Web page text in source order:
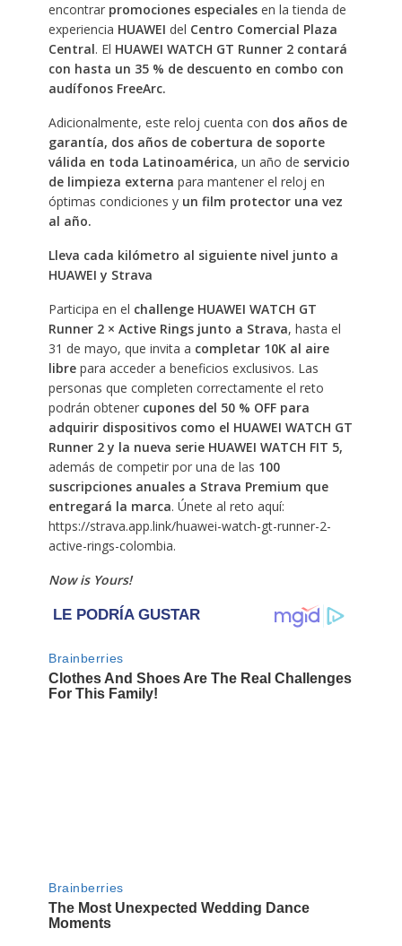
encontrar promociones especiales en la tienda de
experiencia HUAWEI del Centro Comercial Plaza
Central. El HUAWEI WATCH GT Runner 2 contará
con hasta un 35 % de descuento en combo con
audífonos FreeArc.
Adicionalmente, este reloj cuenta con dos años de
garantía, dos años de cobertura de soporte
válida en toda Latinoamérica, un año de servicio
de limpieza externa para mantener el reloj en
óptimas condiciones y un film protector una vez
al año.
Lleva cada kilómetro al siguiente nivel junto a
HUAWEI y Strava
Participa en el challenge HUAWEI WATCH GT
Runner 2 × Active Rings junto a Strava, hasta el
31 de mayo, que invita a completar 10K al aire
librepara acceder a beneficios exclusivos. Las
personas que completen correctamente el reto
podrán obtener cupones del 50 % OFF para
adquirir dispositivos como el HUAWEI WATCH GT
Runner 2 y la nueva serie HUAWEI WATCH FIT 5,
además de competir por una de las 100
suscripciones anuales a Strava Premium que
entregará la marca. Únete al reto aquí:
https://strava.app.link/huawei-watch-gt-runner-2-
active-rings-colombia.
Now is Yours!